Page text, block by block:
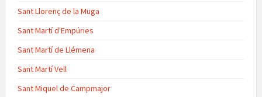
Sant Llorenç de la Muga
Sant Martí d'Empúries
Sant Martí de Llémena
Sant Martí Vell
Sant Miquel de Campmajor